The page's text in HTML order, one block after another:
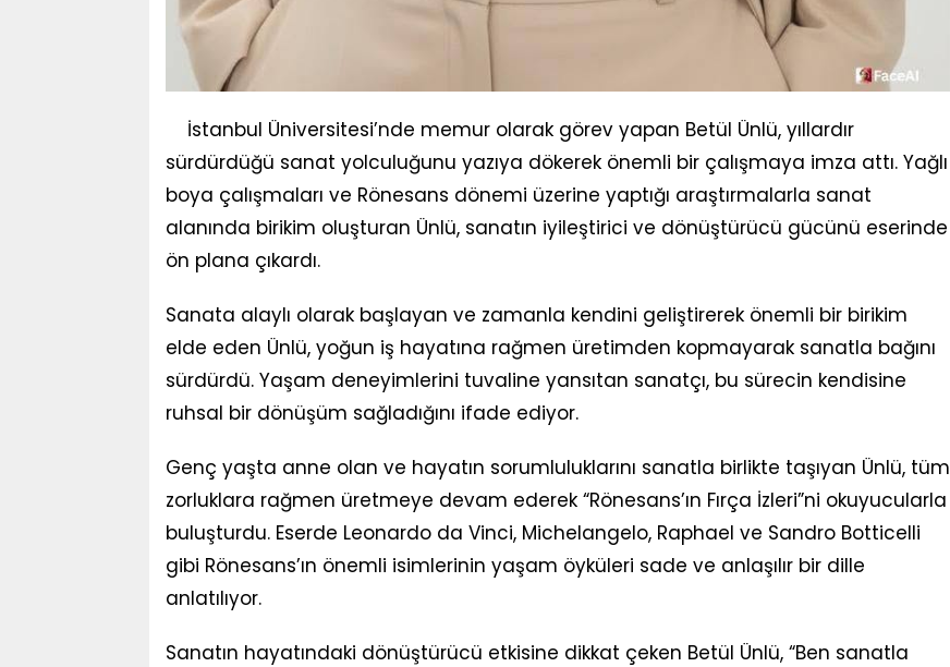
İstanbul Üniversitesi’nde memur olarak görev yapan Betül Ünlü, yıllardır
sürdürdüğü sanat yolculuğunu yazıya dökerek önemli bir çalışmaya imza attı. Yağlı
boya çalışmaları ve Rönesans dönemi üzerine yaptığı araştırmalarla sanat
alanında birikim oluşturan Ünlü, sanatın iyileştirici ve dönüştürücü gücünü eserinde
ön plana çıkardı.
Sanata alaylı olarak başlayan ve zamanla kendini geliştirerek önemli bir birikim
elde eden Ünlü, yoğun iş hayatına rağmen üretimden kopmayarak sanatla bağını
sürdürdü. Yaşam deneyimlerini tuvaline yansıtan sanatçı, bu sürecin kendisine
ruhsal bir dönüşüm sağladığını ifade ediyor.
Genç yaşta anne olan ve hayatın sorumluluklarını sanatla birlikte taşıyan Ünlü, tüm
zorluklara rağmen üretmeye devam ederek “Rönesans’ın Fırça İzleri”ni okuyucularla
buluşturdu. Eserde Leonardo da Vinci, Michelangelo, Raphael ve Sandro Botticelli
gibi Rönesans’ın önemli isimlerinin yaşam öyküleri sade ve anlaşılır bir dille
anlatılıyor.
Sanatın hayatındaki dönüştürücü etkisine dikkat çeken Betül Ünlü, “Ben sanatla